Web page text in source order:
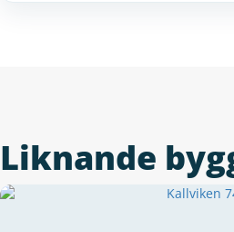
Liknande